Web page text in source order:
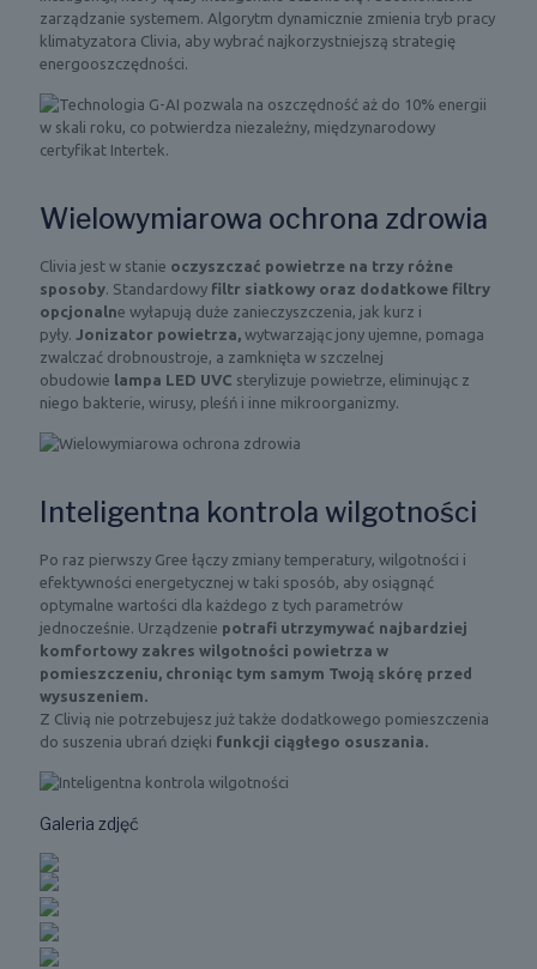
zarządzanie systemem. Algorytm dynamicznie zmienia tryb pracy
klimatyzatora Clivia, aby wybrać najkorzystniejszą strategię
energooszczędności.
Wielowymiarowa ochrona zdrowia
Clivia jest w stanie oczyszczać powietrze na trzy różne
sposoby. Standardowy filtr siatkowy oraz dodatkowe filtry
opcjonalne wyłapują duże zanieczyszczenia, jak kurz i
pyły. Jonizator powietrza, wytwarzając jony ujemne, pomaga
zwalczać drobnoustroje, a zamknięta w szczelnej
obudowie lampa LED UVC sterylizuje powietrze, eliminując z
niego bakterie, wirusy, pleśń i inne mikroorganizmy.
Inteligentna kontrola wilgotności
Po raz pierwszy Gree łączy zmiany temperatury, wilgotności i
efektywności energetycznej w taki sposób, aby osiągnąć
optymalne wartości dla każdego z tych parametrów
jednocześnie. Urządzenie potrafi utrzymywać najbardziej
komfortowy zakres wilgotności powietrza w
pomieszczeniu, chroniąc tym samym Twoją skórę przed
wysuszeniem.
Z Clivią nie potrzebujesz już także dodatkowego pomieszczenia
do suszenia ubrań dzięki funkcji ciągłego osuszania.
Galeria zdjęć